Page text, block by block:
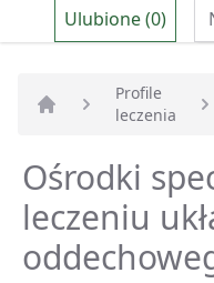
Ulubione (0)
Strona główna
Profile
leczenia
Ośrodki
leczeniu